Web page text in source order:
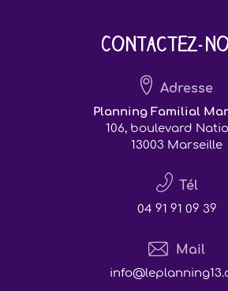
Contactez-
Adresse
Planning Familial
106, boulevard
13003 Marseille
Tél
04 91 91 09 39
Mail